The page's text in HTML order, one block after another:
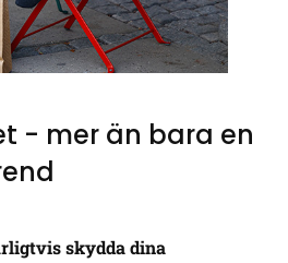
- mer än bara en
skydda dina